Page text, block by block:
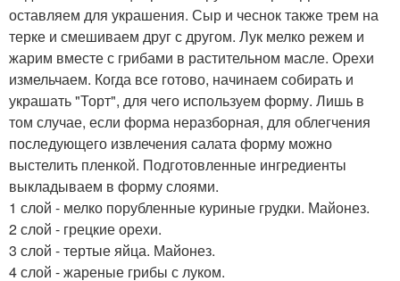
оставляем для украшения. Сыр и чеснок также трем на
терке и смешиваем друг с другом. Лук мелко режем и
жарим вместе с грибами в растительном масле. Орехи
измельчаем. Когда все готово, начинаем собирать и
украшать "Торт", для чего используем форму. Лишь в
том случае, если форма неразборная, для облегчения
последующего извлечения салата форму можно
выстелить пленкой. Подготовленные ингредиенты
выкладываем в форму слоями.
1 слой - мелко порубленные куриные грудки. Майонез.
2 слой - грецкие орехи.
3 слой - тертые яйца. Майонез.
4 слой - жареные грибы с луком.